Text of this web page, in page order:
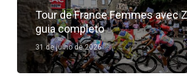
Tour de France Femmes avec
guia completo
31 de julho de 2026